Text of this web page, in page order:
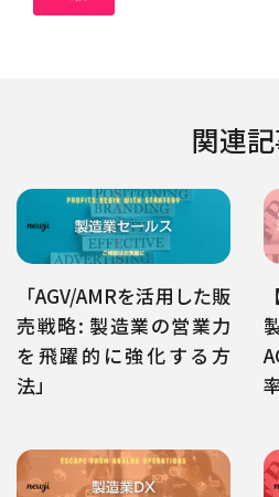
関連
「AGV/AMRを活用した販
売戦略: 製造業の営業力
を飛躍的に強化する方
法」